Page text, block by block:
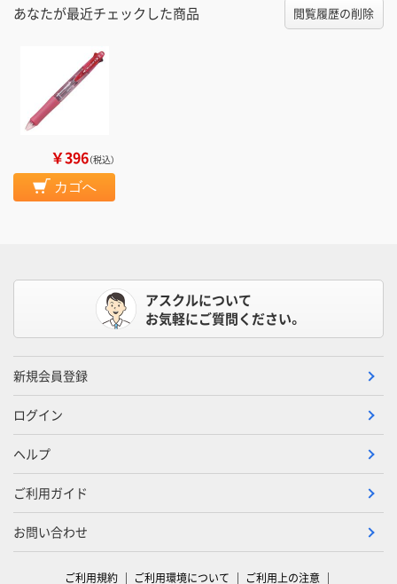
あなたが最近チェックした商品 閲覧履歴の削除
￥396（税込）
カゴへ
アスクルについて
お気軽にご質問ください。
新規会員登録
ログイン
ヘルプ
ご利用ガイド
お問い合わせ
ご利用規約 ご利用環境について ご利用上の注意